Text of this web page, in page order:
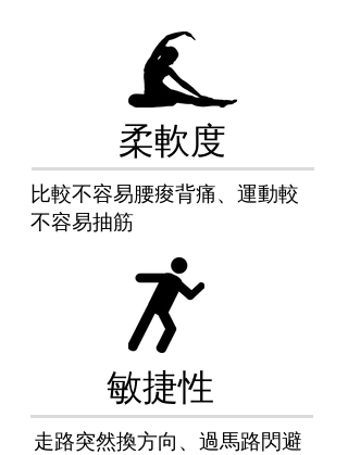
柔軟度
比較不容易腰痠背痛、運動較
不容易抽筋
敏捷性
走路突然換方向、過馬路閃避